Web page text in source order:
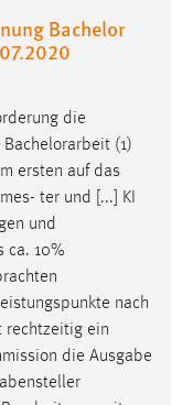
Bachelor
die
Bachelorarbeit (1)
ersten auf das
ter und [...] KI
und
ca. 10%
nach
rechtzeitig ein
die Ausgabe